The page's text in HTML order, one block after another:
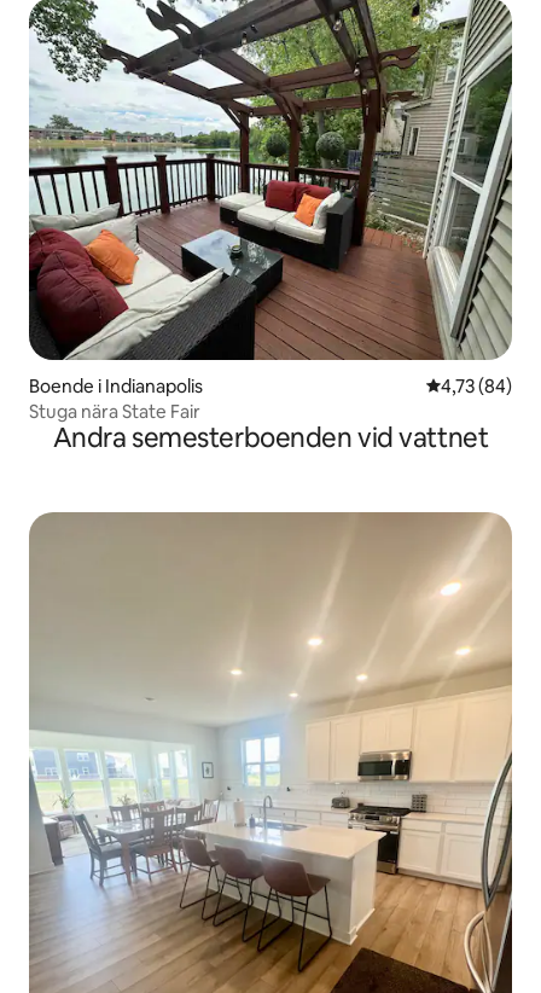
Boende i Indianapolis 4,73 av 5 i
4,73 (84)
Stuga nära State Fair
Andra semesterboenden vid vattnet